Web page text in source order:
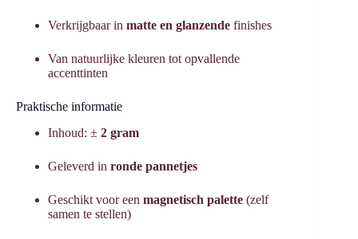
Verkrijgbaar in matte en glanzende finishes
Van natuurlijke kleuren tot opvallende
accenttinten
Praktische informatie
Inhoud: ± 2 gram
Geleverd in ronde pannetjes
Geschikt voor een magnetisch palette (zelf
samen te stellen)